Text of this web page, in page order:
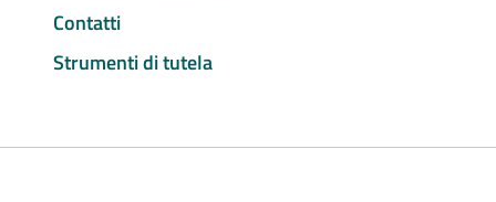
Contatti
Strumenti di tutela